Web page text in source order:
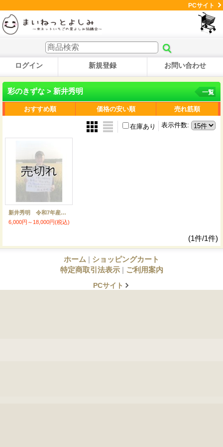
PCサイト
ログイン 新規登録 お問い合わせ
彩のきずな > 新井秀明 一覧
おすすめ順 価格の安い順 売れ筋順
表示件数:
在庫あり
新井秀明 令和7年産 埼玉県吉見町産米
6,000円～18,000円(税込)
(1件/1件)
ホーム | ショッピングカート
特定商取引法表示 | ご利用案内
PCサイト